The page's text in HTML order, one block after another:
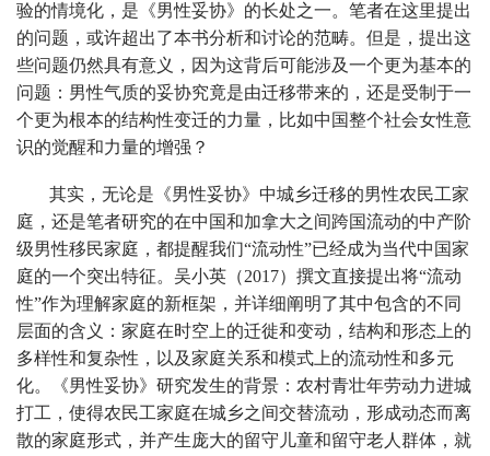
验的情境化，是《男性妥协》的长处之一。笔者在这里提出
的问题，或许超出了本书分析和讨论的范畴。但是，提出这
些问题仍然具有意义，因为这背后可能涉及一个更为基本的
问题：男性气质的妥协究竟是由迁移带来的，还是受制于一
个更为根本的结构性变迁的力量，比如中国整个社会女性意
识的觉醒和力量的增强？
其实，无论是《男性妥协》中城乡迁移的男性农民工家
庭，还是笔者研究的在中国和加拿大之间跨国流动的中产阶
级男性移民家庭，都提醒我们“流动性”已经成为当代中国家
庭的一个突出特征。吴小英（2017）撰文直接提出将“流动
性”作为理解家庭的新框架，并详细阐明了其中包含的不同
层面的含义：家庭在时空上的迁徙和变动，结构和形态上的
多样性和复杂性，以及家庭关系和模式上的流动性和多元
化。《男性妥协》研究发生的背景：农村青壮年劳动力进城
打工，使得农民工家庭在城乡之间交替流动，形成动态而离
散的家庭形式，并产生庞大的留守儿童和留守老人群体，就